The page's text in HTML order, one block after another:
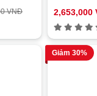
VNĐ
2,653,000
Giảm 30%